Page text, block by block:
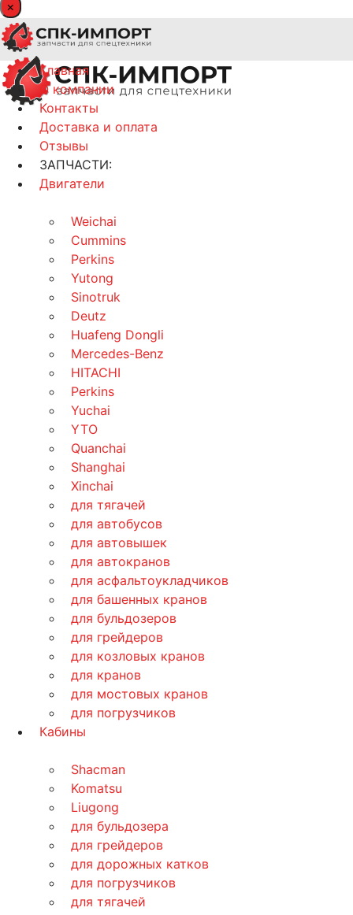
×
Главная
О компании
Контакты
Доставка и оплата
Отзывы
ЗАПЧАСТИ:
Двигатели
Weichai
Cummins
Perkins
Yutong
Sinotruk
Deutz
Huafeng Dongli
Mercedes-Benz
HITACHI
Perkins
Yuchai
YTO
Quanchai
Shanghai
Xinchai
для тягачей
для автобусов
для автовышек
для автокранов
для асфальтоукладчиков
для башенных кранов
для бульдозеров
для грейдеров
для козловых кранов
для кранов
для мостовых кранов
для погрузчиков
Кабины
Shacman
Komatsu
Liugong
для бульдозера
для грейдеров
для дорожных катков
для погрузчиков
для тягачей